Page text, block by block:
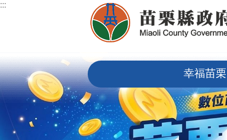
跳到主要內容區塊
:::
幸福苗栗